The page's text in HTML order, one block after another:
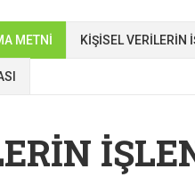
METNİ KİŞİSEL VERİLERİN